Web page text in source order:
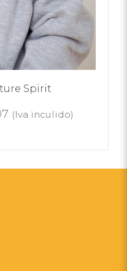
Spirit
(Iva inculido)